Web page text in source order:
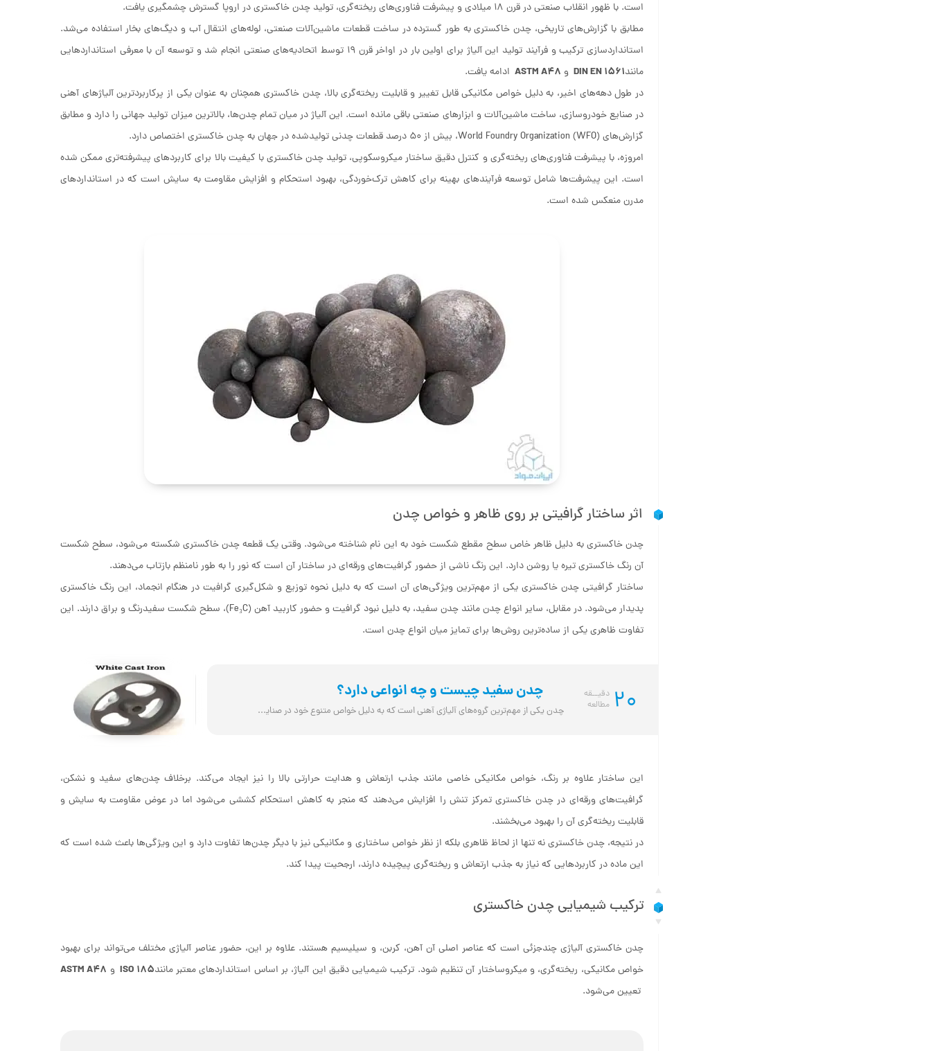
است. با ظهور انقلاب صنعتی در قرن 18 میلادی و پیشرفت فناوری‌های ریخته‌گری، تولید چدن خاکستری در اروپا گسترش چشمگیری یافت.
مطابق با گزارش‌های تاریخی، چدن خاکستری به طور گسترده در ساخت قطعات ماشین‌آلات صنعتی، لوله‌های انتقال آب و دیگ‌های بخار استفاده می‌شد.
استانداردسازی ترکیب و فرآیند تولید این آلیاژ برای اولین بار در اواخر قرن 19 توسط اتحادیه‌های صنعتی انجام شد و توسعه آن با معرفی استانداردهایی
مانندDIN EN 1561 و ASTM A48 ادامه یافت.
در طول دهه‌های اخیر، به دلیل خواص مکانیکی قابل تغییر و قابلیت ریخته‌گری بالا، چدن خاکستری همچنان به عنوان یکی از پرکاربردترین آلیاژهای آهنی
در صنایع خودروسازی، ساخت ماشین‌آلات و ابزارهای صنعتی باقی مانده است. این آلیاژ در میان تمام چدن‌ها، بالاترین میزان تولید جهانی را دارد و مطابق
گزارش‌های World Foundry Organization (WFO)، بیش از 50 درصد قطعات چدنی تولیدشده در جهان به چدن خاکستری اختصاص دارد.
امروزه، با پیشرفت فناوری‌های ریخته‌گری و کنترل دقیق ساختار میکروسکوپی، تولید چدن خاکستری با کیفیت بالا برای کاربردهای پیشرفته‌تری ممکن شده
است. این پیشرفت‌ها شامل توسعه فرآیندهای بهینه برای کاهش ترک‌خوردگی، بهبود استحکام و افزایش مقاومت به سایش است که در استانداردهای
مدرن منعکس شده است.
اثر ساختار گرافیتی بر روی ظاهر و خواص چدن
چدن خاکستری به دلیل ظاهر خاص سطح مقطع شکست خود به این نام شناخته می‌شود. وقتی یک قطعه چدن خاکستری شکسته می‌شود، سطح شکست
آن رنگ خاکستری تیره یا روشن دارد. این رنگ ناشی از حضور گرافیت‌های ورقه‌ای در ساختار آن است که نور را به طور نامنظم بازتاب می‌دهند.
ساختار گرافیتی چدن خاکستری یکی از مهم‌ترین ویژگی‌های آن است که به دلیل نحوه توزیع و شکل‌گیری گرافیت در هنگام انجماد، این رنگ خاکستری
پدیدار می‌شود. در مقابل، سایر انواع چدن مانند چدن سفید، به دلیل نبود گرافیت و حضور کاربید آهن (Fe₃C)، سطح شکست سفیدرنگ و براق دارند. این
تفاوت ظاهری یکی از ساده‌ترین روش‌ها برای تمایز میان انواع چدن است.
20 دقیــقه
مطالعه
چدن سفید چیست و چه انواعی دارد؟
چدن یکی از مهم‌ترین گروه‌های آلیاژی آهنی است که به دلیل خواص متنوع خود در صنایع ...
این ساختار علاوه بر رنگ، خواص مکانیکی خاصی مانند جذب ارتعاش و هدایت حرارتی بالا را نیز ایجاد می‌کند. برخلاف چدن‌های سفید و نشکن،
گرافیت‌های ورقه‌ای در چدن خاکستری تمرکز تنش را افزایش می‌دهند که منجر به کاهش استحکام کششی می‌شود اما در عوض مقاومت به سایش و
قابلیت ریخته‌گری آن را بهبود می‌بخشند.
در نتیجه، چدن خاکستری نه تنها از لحاظ ظاهری بلکه از نظر خواص ساختاری و مکانیکی نیز با دیگر چدن‌ها تفاوت دارد و این ویژگی‌ها باعث شده است که
این ماده در کاربردهایی که نیاز به جذب ارتعاش و ریخته‌گری پیچیده دارند، ارجحیت پیدا کند.
ترکیب شیمیایی چدن خاکستری
چدن خاکستری آلیاژی چندجزئی است که عناصر اصلی آن آهن، کربن، و سیلیسیم هستند. علاوه بر این، حضور عناصر آلیاژی مختلف می‌تواند برای بهبود
خواص مکانیکی، ریخته‌گری، و میکروساختار آن تنظیم شود. ترکیب شیمیایی دقیق این آلیاژ، بر اساس استانداردهای معتبر مانندISO 185 و ASTM A48
تعیین می‌شود.